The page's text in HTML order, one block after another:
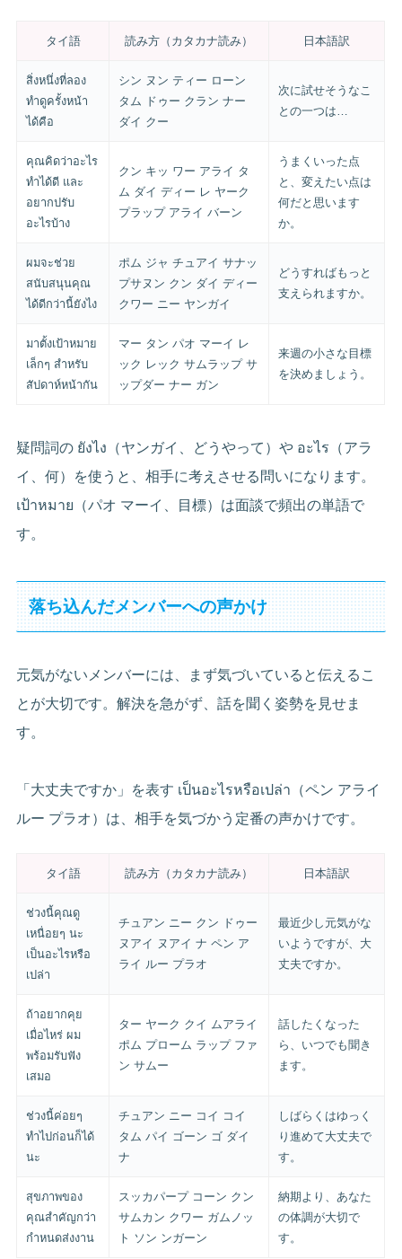
タイ語 読み方（カタカナ読み） 日本語訳
สิ่งหนึ่งที่ลอง
ทำดูครั้งหน้า
ได้คือ
シン ヌン ティー ローン
タム ドゥー クラン ナー
ダイ クー
次に試せそうなこ
との一つは…
คุณคิดว่าอะไร
ทำได้ดี และ
อยากปรับ
อะไรบ้าง
クン キッ ワー アライ タ
ム ダイ ディー レ ヤーク
プラップ アライ バーン
うまくいった点
と、変えたい点は
何だと思います
か。
ผมจะช่วย
สนับสนุนคุณ
ได้ดีกว่านี้ยังไง
ポム ジャ チュアイ サナッ
プサヌン クン ダイ ディー
クワー ニー ヤンガイ
どうすればもっと
支えられますか。
มาตั้งเป้าหมาย
เล็กๆ สำหรับ
สัปดาห์หน้ากัน
マー タン パオ マーイ レ
ック レック サムラップ サ
ップダー ナー ガン
来週の小さな目標
を決めましょう。
疑問詞の ยังไง（ヤンガイ、どうやって）や อะไร（アラ
イ、何）を使うと、相手に考えさせる問いになります。
เป้าหมาย（パオ マーイ、目標）は面談で頻出の単語で
す。
落ち込んだメンバーへの声かけ
元気がないメンバーには、まず気づいていると伝えるこ
とが大切です。解決を急がず、話を聞く姿勢を見せま
す。
「大丈夫ですか」を表す เป็นอะไรหรือเปล่า（ペン アライ
ルー プラオ）は、相手を気づかう定番の声かけです。
タイ語 読み方（カタカナ読み） 日本語訳
ช่วงนี้คุณดู
เหนื่อยๆ นะ
เป็นอะไรหรือ
เปล่า
チュアン ニー クン ドゥー
ヌアイ ヌアイ ナ ペン ア
ライ ルー プラオ
最近少し元気がな
いようですが、大
丈夫ですか。
ถ้าอยากคุย
เมื่อไหร่ ผม
พร้อมรับฟัง
เสมอ
ター ヤーク クイ ムアライ
ポム プローム ラップ ファ
ン サムー
話したくなった
ら、いつでも聞き
ます。
ช่วงนี้ค่อยๆ
ทำไปก่อนก็ได้
นะ
チュアン ニー コイ コイ
タム パイ ゴーン ゴ ダイ
ナ
しばらくはゆっく
り進めて大丈夫で
す。
สุขภาพของ
คุณสำคัญกว่า
กำหนดส่งงาน
スッカパープ コーン クン
サムカン クワー ガムノッ
ト ソン ンガーン
納期より、あなた
の体調が大切で
す。